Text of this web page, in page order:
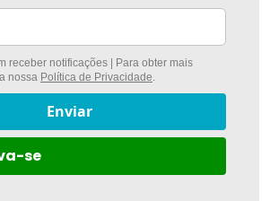
receber notificações | Para obter mais
nossa Política de Privacidade
Enviar
se